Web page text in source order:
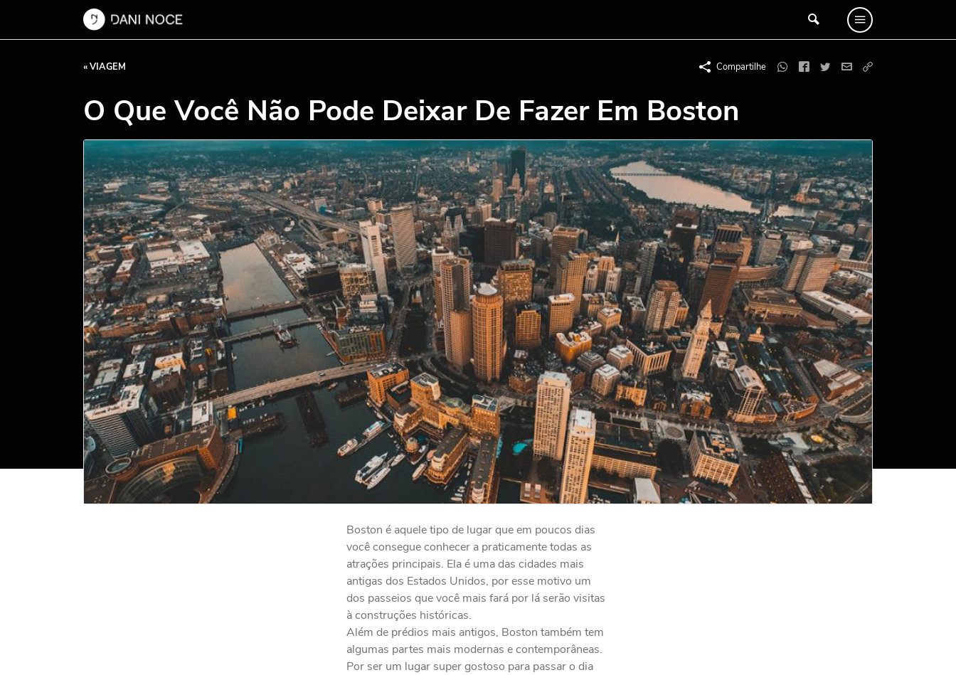
« VIAGEM Compartilhe
O Que Você Não Pode Deixar De Fazer Em Boston
Boston é aquele tipo de lugar que em poucos dias
você consegue conhecer a praticamente todas as
atrações principais. Ela é uma das cidades mais
antigas dos Estados Unidos, por esse motivo um
dos passeios que você mais fará por lá serão visitas
à construções históricas.
Além de prédios mais antigos, Boston também tem
algumas partes mais modernas e contemporâneas.
Por ser um lugar super gostoso para passar o dia